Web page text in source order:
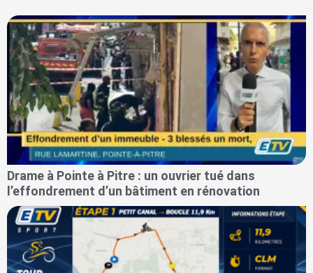
Drame à Pointe à Pitre : un ouvrier tué dans
l’effondrement d’un bâtiment en rénovation